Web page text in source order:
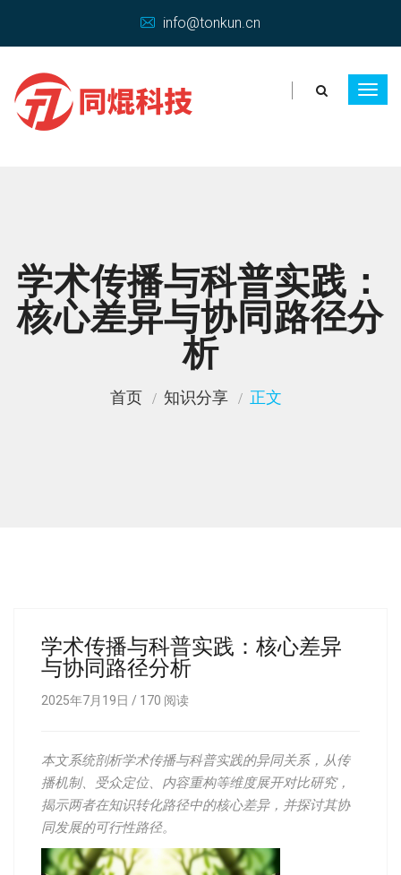
info@tonkun.cn
学术传播与科普实践：
核心差异与协同路径分
析
首页 知识分享 正文
学术传播与科普实践：核心差异
与协同路径分析
2025年7月19日 / 170 阅读
本文系统剖析学术传播与科普实践的异同关系，从传
播机制、受众定位、内容重构等维度展开对比研究，
揭示两者在知识转化路径中的核心差异，并探讨其协
同发展的可行性路径。